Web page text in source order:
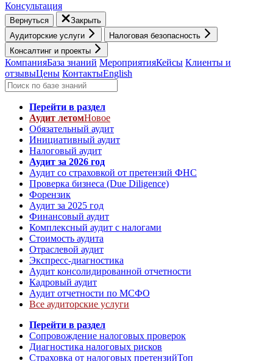
Консультация
Вернуться
Закрыть
Аудиторские услуги
Налоговая безопасность
Консалтинг и проекты
КомпанияБаза знаний МероприятияКейсы Клиенты и
отзывыЦены КонтактыEnglish
Перейти в раздел
Аудит летомНовое
Обязательный аудит
Инициативный аудит
Налоговый аудит
Аудит за 2026 год
Аудит со страховкой от претензий ФНС
Проверка бизнеса (Due Diligence)
Форензик
Аудит за 2025 год
Финансовый аудит
Комплексный аудит с налогами
Стоимость аудита
Отраслевой аудит
Экспресс-диагностика
Аудит консолидированной отчетности
Кадровый аудит
Аудит отчетности по МСФО
Все аудиторские услуги
Перейти в раздел
Сопровождение налоговых проверок
Диагностика налоговых рисков
Страховка от налоговых претензийТоп